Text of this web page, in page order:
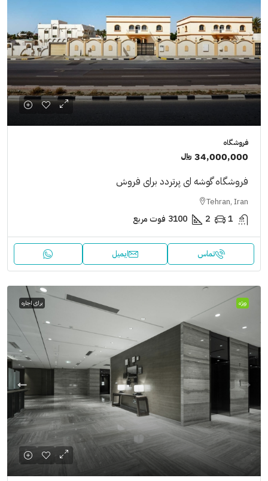
فروشگاه
34,000,000 ﷼
فروشگاه گوشه ای پرتردد برای فروش
Tehran, Iran
1
2
3100 فوت مربع
تماس ایمیل
ویژه برای اجاره